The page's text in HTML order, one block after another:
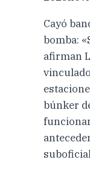
Cayó
bomba:
afirman
búnker